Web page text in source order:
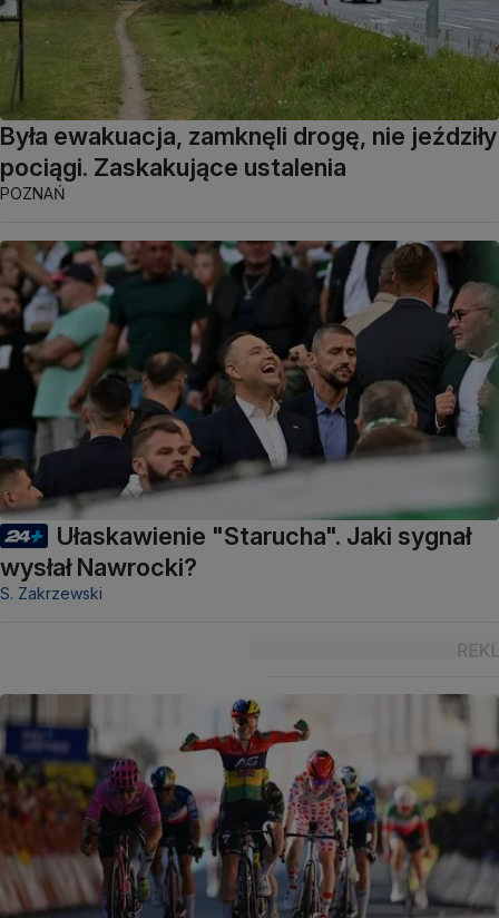
Była ewakuacja, zamknęli drogę, nie jeździły
pociągi. Zaskakujące ustalenia
POZNAŃ
Ułaskawienie "Starucha". Jaki sygnał
wysłał Nawrocki?
S. Zakrzewski